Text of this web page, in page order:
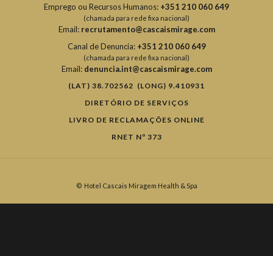
Emprego ou Recursos Humanos: +351 210 060 649
(chamada para rede fixa nacional)
Email: recrutamento@cascaismirage.com
Canal de Denuncia: +351 210 060 649
(chamada para rede fixa nacional)
Email: denuncia.int@cascaismirage.com
(LAT) 38.702562 (LONG) 9.410931
DIRETÓRIO DE SERVIÇOS
LIVRO DE RECLAMAÇÕES ONLINE
RNET Nº 373
© Hotel Cascais Miragem Health & Spa